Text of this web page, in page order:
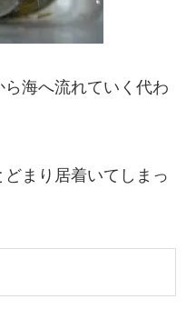
海へ流れていく代わ
まり居着いてしまっ